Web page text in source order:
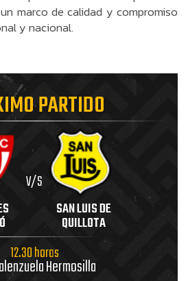
marco de calidad y compromiso
y nacional.
PARTIDO
V/S
SAN LUIS DE
QUILLOTA
12.30 horas
Hermosilla